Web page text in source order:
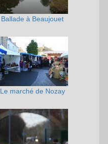
Ballade à Beaujouet
Le marché de Nozay